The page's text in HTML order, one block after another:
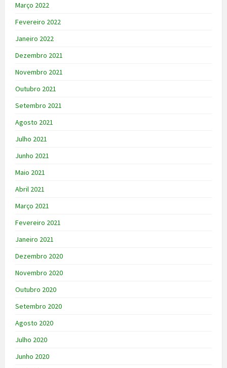
Março 2022
Fevereiro 2022
Janeiro 2022
Dezembro 2021
Novembro 2021
Outubro 2021
Setembro 2021
Agosto 2021
Julho 2021
Junho 2021
Maio 2021
Abril 2021
Março 2021
Fevereiro 2021
Janeiro 2021
Dezembro 2020
Novembro 2020
Outubro 2020
Setembro 2020
Agosto 2020
Julho 2020
Junho 2020